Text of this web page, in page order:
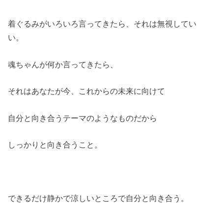
着ぐるみがいろいろ言ってきたら、それは無視してい
い。
魂ちゃんが何か言ってきたら、
それはあなたが今、これからの未来に向けて
自分と向き合うテーマのようなものだから
しっかりと向き合うこと。
できるだけ静かで涼しいところで自分と向き合う。